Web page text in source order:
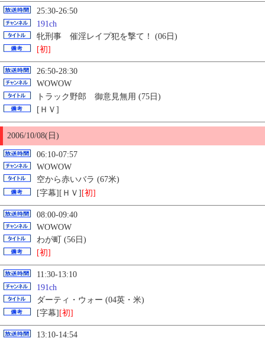
25:30-26:50
191ch
牝刑事 催淫レイプ犯を撃て！ (06日)
[初]
26:50-28:30
WOWOW
トラック野郎 御意見無用 (75日)
[ＨＶ]
2006/10/08(日)
06:10-07:57
WOWOW
空から赤いバラ (67米)
[字幕][ＨＶ][初]
08:00-09:40
WOWOW
わが町 (56日)
[初]
11:30-13:10
191ch
ダーティ・ウォー (04英・米)
[字幕] [初]
13:10-14:54